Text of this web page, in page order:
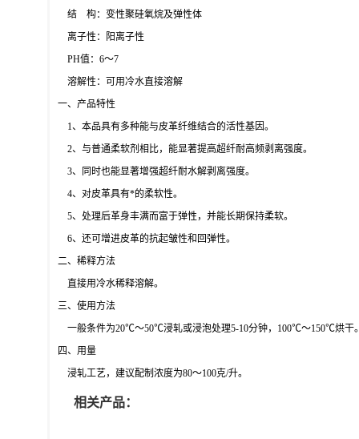
结 构：变性聚硅氧烷及弹性体
离子性：阳离子性
PH值：6～7
溶解性：可用冷水直接溶解
一、产品特性
1、本品具有多种能与皮革纤维结合的活性基因。
2、与普通柔软剂相比，能显著提高超纤耐高频剥离强度。
3、同时也能显著增强超纤耐水解剥离强度。
4、对皮革具有*的柔软性。
5、处理后革身丰满而富于弹性，并能长期保持柔软。
6、还可增进皮革的抗起皱性和回弹性。
二、稀释方法
直接用冷水稀释溶解。
三、使用方法
一般条件为20℃～50℃浸轧或浸泡处理5-10分钟，100℃～150℃烘干
四、用量
浸轧工艺，建议配制浓度为80～100克/升。
相关产品：